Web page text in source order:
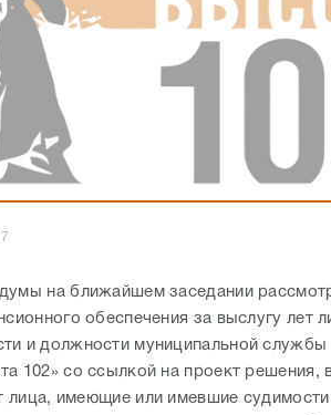
на ближайшем заседании
обеспечения за выслугу лет
и должности муниципальной службы
102» со ссылкой на проект решения,
лица, имеющие или имевшие